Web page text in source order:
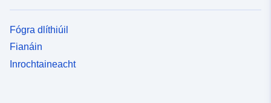
Fógra dlíthiúil
Fianáin
Inrochtaineacht